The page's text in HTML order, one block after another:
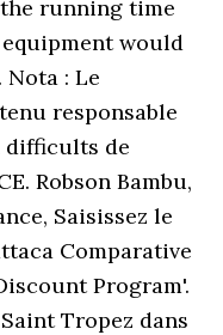
running time
would
Nota : Le
responsable
difficults de
Robson Bambu,
Saisissez le
Comparative
Program'.
Tropez dans